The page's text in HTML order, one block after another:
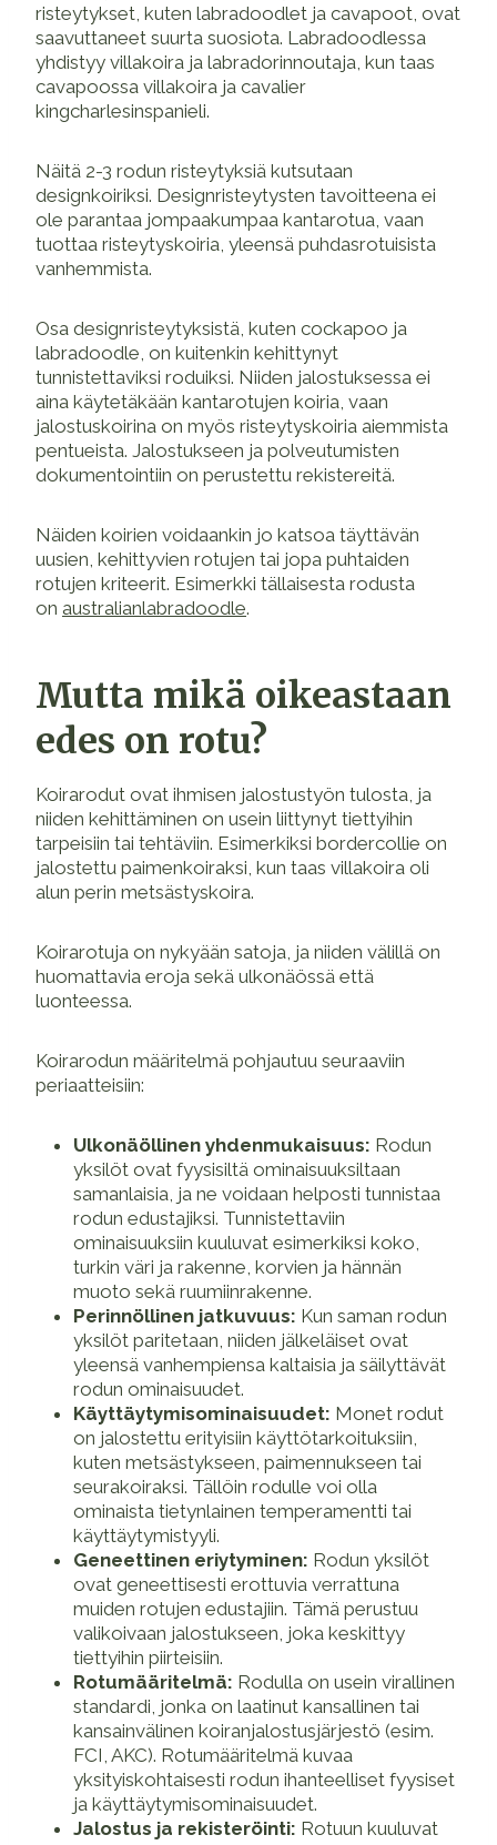
risteytykset, kuten labradoodlet ja cavapoot, ovat
saavuttaneet suurta suosiota. Labradoodlessa
yhdistyy villakoira ja labradorinnoutaja, kun taas
cavapoossa villakoira ja cavalier
kingcharlesinspanieli.
Näitä 2-3 rodun risteytyksiä kutsutaan
designkoiriksi. Designristeytysten tavoitteena ei
ole parantaa jompaakumpaa kantarotua, vaan
tuottaa risteytyskoiria, yleensä puhdasrotuisista
vanhemmista.
Osa designristeytyksistä, kuten cockapoo ja
labradoodle, on kuitenkin kehittynyt
tunnistettaviksi roduiksi. Niiden jalostuksessa ei
aina käytetäkään kantarotujen koiria, vaan
jalostuskoirina on myös risteytyskoiria aiemmista
pentueista. Jalostukseen ja polveutumisten
dokumentointiin on perustettu rekistereitä.
Näiden koirien voidaankin jo katsoa täyttävän
uusien, kehittyvien rotujen tai jopa puhtaiden
rotujen kriteerit. Esimerkki tällaisesta rodusta
on australianlabradoodle.
Mutta mikä oikeastaan
edes on rotu?
Koirarodut ovat ihmisen jalostustyön tulosta, ja
niiden kehittäminen on usein liittynyt tiettyihin
tarpeisiin tai tehtäviin. Esimerkiksi bordercollie on
jalostettu paimenkoiraksi, kun taas villakoira oli
alun perin metsästyskoira.
Koirarotuja on nykyään satoja, ja niiden välillä on
huomattavia eroja sekä ulkonäössä että
luonteessa.
Koirarodun määritelmä pohjautuu seuraaviin
periaatteisiin:
Ulkonäöllinen yhdenmukaisuus: Rodun
yksilöt ovat fyysisiltä ominaisuuksiltaan
samanlaisia, ja ne voidaan helposti tunnistaa
rodun edustajiksi. Tunnistettaviin
ominaisuuksiin kuuluvat esimerkiksi koko,
turkin väri ja rakenne, korvien ja hännän
muoto sekä ruumiinrakenne.
Perinnöllinen jatkuvuus: Kun saman rodun
yksilöt paritetaan, niiden jälkeläiset ovat
yleensä vanhempiensa kaltaisia ja säilyttävät
rodun ominaisuudet.
Käyttäytymisominaisuudet: Monet rodut
on jalostettu erityisiin käyttötarkoituksiin,
kuten metsästykseen, paimennukseen tai
seurakoiraksi. Tällöin rodulle voi olla
ominaista tietynlainen temperamentti tai
käyttäytymistyyli.
Geneettinen eriytyminen: Rodun yksilöt
ovat geneettisesti erottuvia verrattuna
muiden rotujen edustajiin. Tämä perustuu
valikoivaan jalostukseen, joka keskittyy
tiettyihin piirteisiin.
Rotumääritelmä: Rodulla on usein virallinen
standardi, jonka on laatinut kansallinen tai
kansainvälinen koiranjalostusjärjestö (esim.
FCI, AKC). Rotumääritelmä kuvaa
yksityiskohtaisesti rodun ihanteelliset fyysiset
ja käyttäytymisominaisuudet.
Jalostus ja rekisteröinti: Rotuun kuuluvat